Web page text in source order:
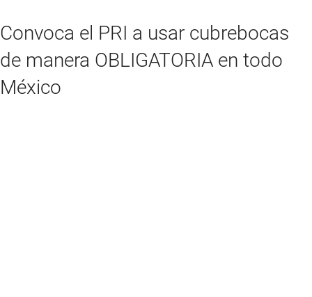
Convoca el PRI a usar cubrebocas
de manera OBLIGATORIA en todo
México